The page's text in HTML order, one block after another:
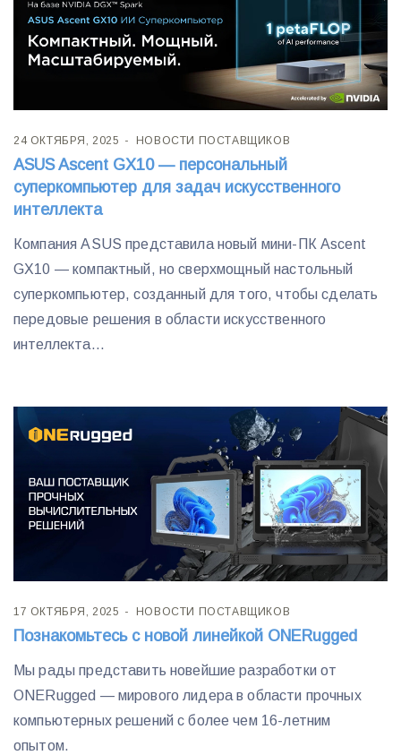
24 ОКТЯБРЯ, 2025 НОВОСТИ ПОСТАВЩИКОВ
ASUS Ascent GX10 — персональный
суперкомпьютер для задач искусственного
интеллекта
Компания ASUS представила новый мини-ПК Ascent
GX10 — компактный, но сверхмощный настольный
суперкомпьютер, созданный для того, чтобы сделать
передовые решения в области искусственного
интеллекта...
17 ОКТЯБРЯ, 2025 НОВОСТИ ПОСТАВЩИКОВ
Познакомьтесь с новой линейкой ONERugged
Мы рады представить новейшие разработки от
ONERugged — мирового лидера в области прочных
компьютерных решений с более чем 16-летним
опытом.